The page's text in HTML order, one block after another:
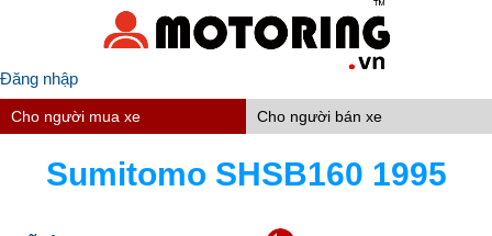
Đăng nhập
Cho người mua xe Cho người bán xe
Sumitomo SHSB160 1995